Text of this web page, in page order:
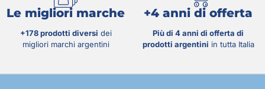
Le migliori marche
+178 prodotti diversi dei
migliori marchi argentini
+4 anni di offerta
Più di 4 anni di offerta di
prodotti argentini in tutta Italia